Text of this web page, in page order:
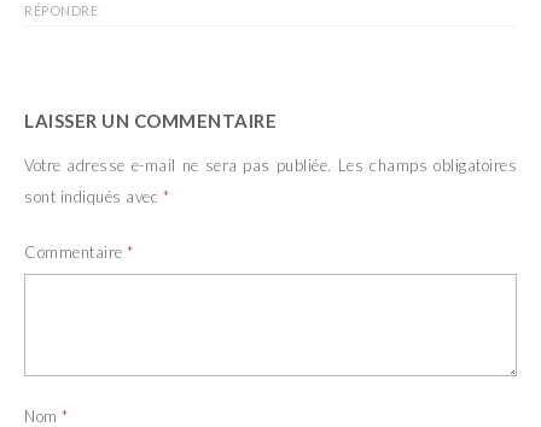
RÉPONDRE
LAISSER UN COMMENTAIRE
Votre adresse e-mail ne sera pas publiée. Les champs obligatoires
sont indiqués avec *
Commentaire *
Nom *